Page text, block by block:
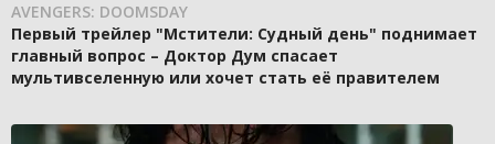
AVENGERS: DOOMSDAY
Первый трейлер "Мстители: Судный день" поднимает
главный вопрос – Доктор Дум спасает
мультивселенную или хочет стать её правителем